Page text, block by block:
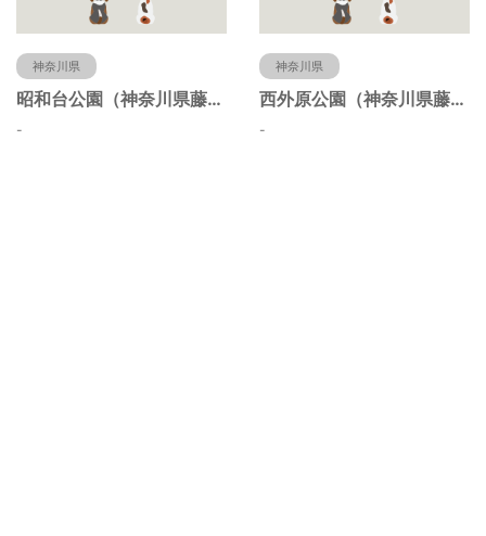
神奈川県
昭和台公園（神奈川県藤沢市）
-
神奈川県
西外原公園（神奈川県藤沢市）
-